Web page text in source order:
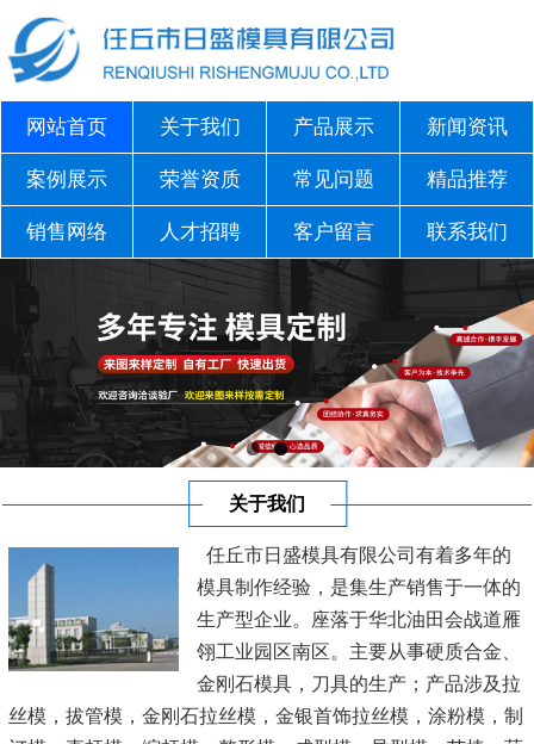
网站首页 关于我们 产品展示 新闻资讯
案例展示 荣誉资质 常见问题 精品推荐
销售网络 人才招聘 客户留言 联系我们
关于我们
任丘市日盛模具有限公司有着多年的
模具制作经验，是集生产销售于一体的
生产型企业。座落于华北油田会战道雁
翎工业园区南区。主要从事硬质合金、
金刚石模具，刀具的生产；产品涉及拉
丝模，拔管模，金刚石拉丝模，金银首饰拉丝模，涂粉模，制